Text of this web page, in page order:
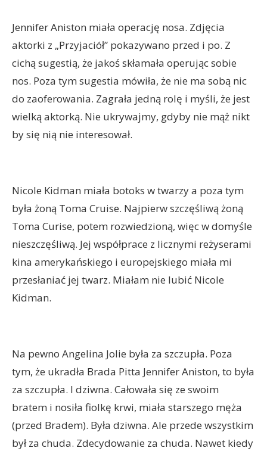
Jennifer Aniston miała operację nosa. Zdjęcia
aktorki z „Przyjaciół” pokazywano przed i po. Z
cichą sugestią, że jakoś skłamała operując sobie
nos. Poza tym sugestia mówiła, że nie ma sobą nic
do zaoferowania. Zagrała jedną rolę i myśli, że jest
wielką aktorką. Nie ukrywajmy, gdyby nie mąż nikt
by się nią nie interesował.
Nicole Kidman miała botoks w twarzy a poza tym
była żoną Toma Cruise. Najpierw szczęśliwą żoną
Toma Curise, potem rozwiedzioną, więc w domyśle
nieszczęśliwą. Jej współprace z licznymi reżyserami
kina amerykańskiego i europejskiego miała mi
przesłaniać jej twarz. Miałam nie lubić Nicole
Kidman.
Na pewno Angelina Jolie była za szczupła. Poza
tym, że ukradła Brada Pitta Jennifer Aniston, to była
za szczupła. I dziwna. Całowała się ze swoim
bratem i nosiła fiolkę krwi, miała starszego męża
(przed Bradem). Była dziwna. Ale przede wszystkim
był za chuda. Zdecydowanie za chuda. Nawet kiedy